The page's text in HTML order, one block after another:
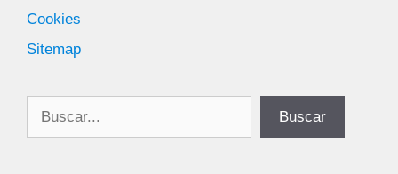
Cookies
Sitemap
Buscar